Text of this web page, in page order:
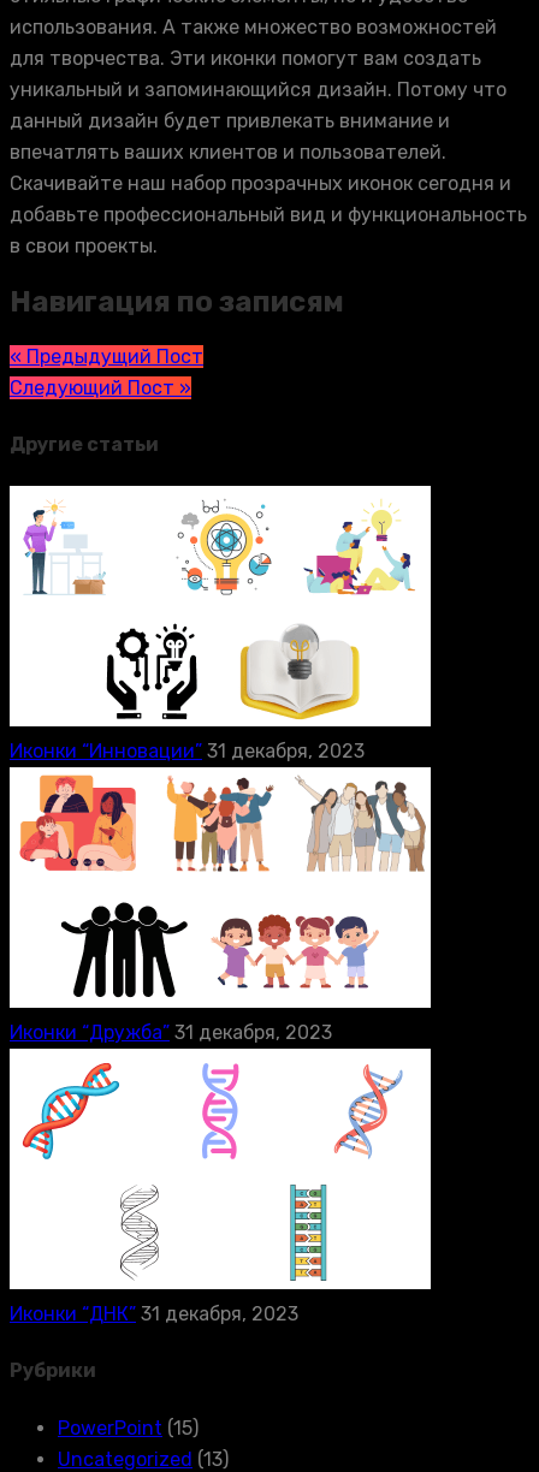
использования. А также множество возможностей
для творчества. Эти иконки помогут вам создать
уникальный и запоминающийся дизайн. Потому что
данный дизайн будет привлекать внимание и
впечатлять ваших клиентов и пользователей.
Скачивайте наш набор прозрачных иконок сегодня и
добавьте профессиональный вид и функциональность
в свои проекты.
Навигация по записям
« Предыдущий Пост
Следующий Пост »
Другие статьи
Иконки “Инновации” 31 декабря, 2023
Иконки “Дружба” 31 декабря, 2023
Иконки “ДНК” 31 декабря, 2023
Рубрики
PowerPoint (15)
Uncategorized (13)